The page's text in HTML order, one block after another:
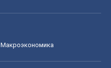
Mакроэкономика